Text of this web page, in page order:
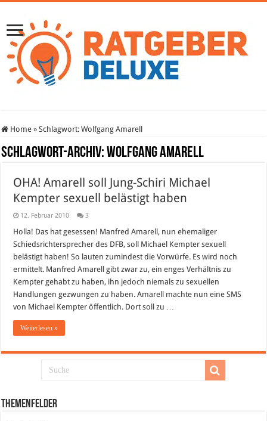
Home » Schlagwort:Wolfgang Amarell
Schlagwort-Archiv:Wolfgang Amarell
OHA! Amarell soll Jung-Schiri Michael
Kempter sexuell belästigt haben
12. Februar 2010 3
Holla! Das hat gesessen! Manfred Amarell, nun ehemaliger
Schiedsrichtersprecher des DFB, soll Michael Kempter sexuell
belästigt haben! So lauten zumindest die Vorwürfe. Es wird noch
ermittelt. Manfred Amarell gibt zwar zu, ein enges Verhältnis zu
Kempter gehabt zu haben, ihn jedoch niemals zu sexuellen
Handlungen gezwungen zu haben. Amarell machte nun eine SMS
von Michael Kempter öffentlich. Dort soll zu …
Weiterlesen »
Themenfelder